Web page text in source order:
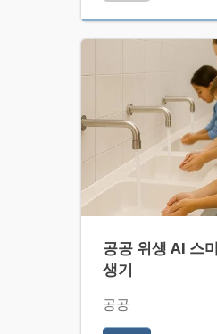
공공 위생 AI 스
생기
공공